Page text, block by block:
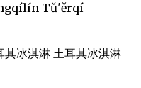
Tǔ'ěrqí
其冰淇淋 土耳其冰淇淋